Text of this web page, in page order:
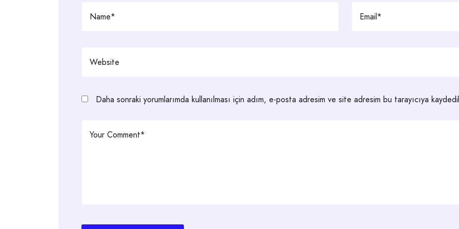
Daha sonraki yorumlarımda kullanılması için adım, e-posta adresim ve site adresim bu tarayıcıya